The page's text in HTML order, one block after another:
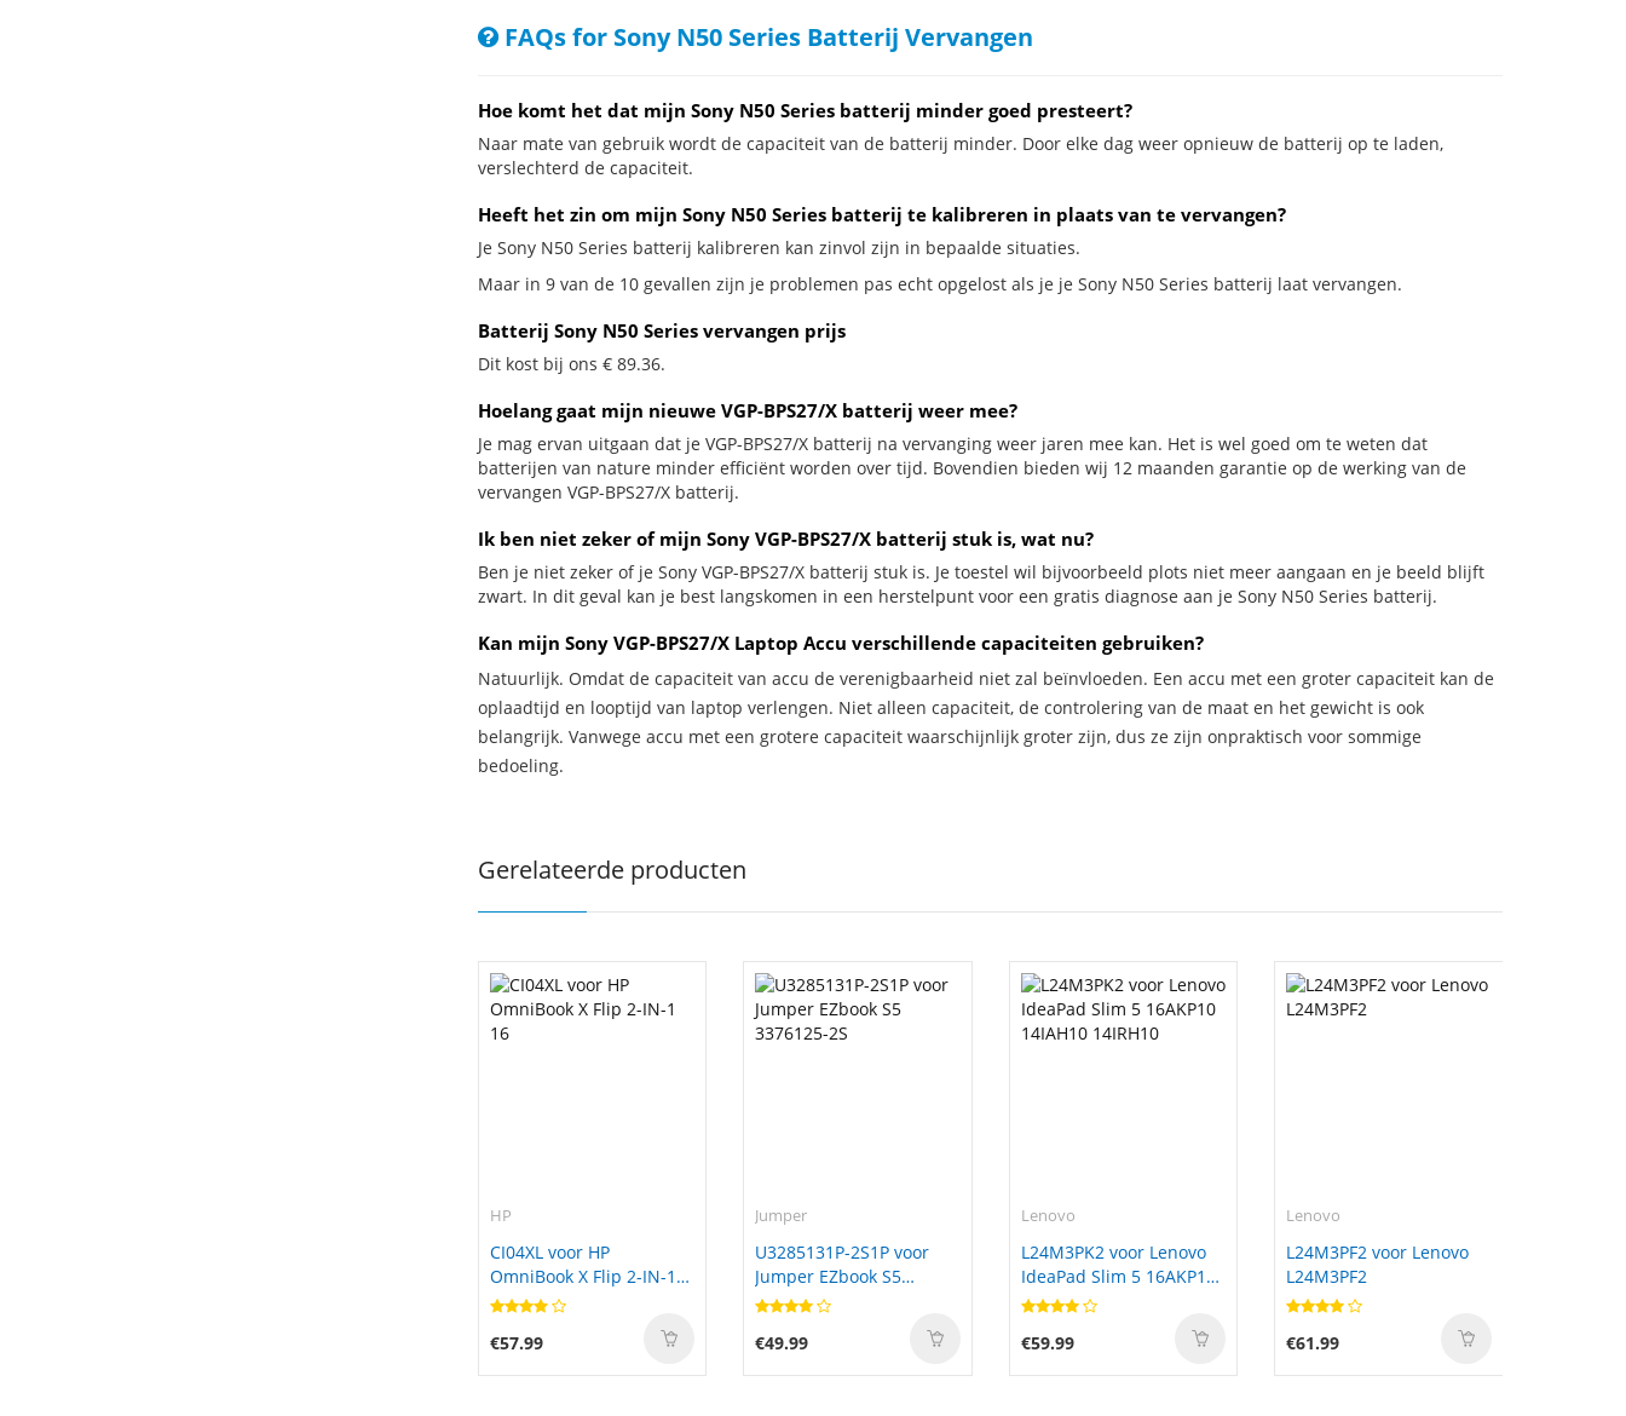
FAQs for Sony N50 Series Batterij Vervangen
Hoe komt het dat mijn Sony N50 Series batterij minder goed presteert?
Naar mate van gebruik wordt de capaciteit van de batterij minder. Door elke dag weer opnieuw de batterij op te laden,
verslechterd de capaciteit.
Heeft het zin om mijn Sony N50 Series batterij te kalibreren in plaats van te vervangen?
Je Sony N50 Series batterij kalibreren kan zinvol zijn in bepaalde situaties.
Maar in 9 van de 10 gevallen zijn je problemen pas echt opgelost als je je Sony N50 Series batterij laat vervangen.
Batterij Sony N50 Series vervangen prijs
Dit kost bij ons € 89.36.
Hoelang gaat mijn nieuwe VGP-BPS27/X batterij weer mee?
Je mag ervan uitgaan dat je VGP-BPS27/X batterij na vervanging weer jaren mee kan. Het is wel goed om te weten dat
batterijen van nature minder efficiënt worden over tijd. Bovendien bieden wij 12 maanden garantie op de werking van de
vervangen VGP-BPS27/X batterij.
Ik ben niet zeker of mijn Sony VGP-BPS27/X batterij stuk is, wat nu?
Ben je niet zeker of je Sony VGP-BPS27/X batterij stuk is. Je toestel wil bijvoorbeeld plots niet meer aangaan en je beeld blijft
zwart. In dit geval kan je best langskomen in een herstelpunt voor een gratis diagnose aan je Sony N50 Series batterij.
Kan mijn Sony VGP-BPS27/X Laptop Accu verschillende capaciteiten gebruiken?
Natuurlijk. Omdat de capaciteit van accu de verenigbaarheid niet zal beïnvloeden. Een accu met een groter capaciteit kan de
oplaadtijd en looptijd van laptop verlengen. Niet alleen capaciteit, de controlering van de maat en het gewicht is ook
belangrijk. Vanwege accu met een grotere capaciteit waarschijnlijk groter zijn, dus ze zijn onpraktisch voor sommige
bedoeling.
Gerelateerde producten
HP
CI04XL voor HP
OmniBook X Flip 2-IN-1
16
€57.99
Jumper
U3285131P-2S1P voor
Jumper EZbook S5
3376125-2S
€49.99
Lenovo
L24M3PK2 voor Lenovo
IdeaPad Slim 5 16AKP10
14IAH10 14IRH10
€59.99
Lenovo
L24M3PF2 voor Lenovo
L24M3PF2
€61.99